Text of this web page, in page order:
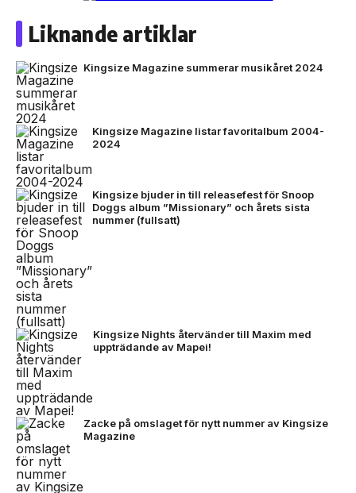
Liknande artiklar
Kingsize Magazine summerar musikåret 2024
Kingsize Magazine listar favoritalbum 2004-
2024
Kingsize bjuder in till releasefest för Snoop
Doggs album ”Missionary” och årets sista
nummer (fullsatt)
Kingsize Nights återvänder till Maxim med
uppträdande av Mapei!
Zacke på omslaget för nytt nummer av Kingsize
Magazine